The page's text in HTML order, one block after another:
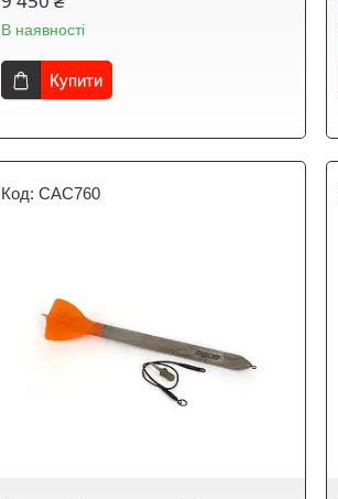
В наявності
Купити
CAC760